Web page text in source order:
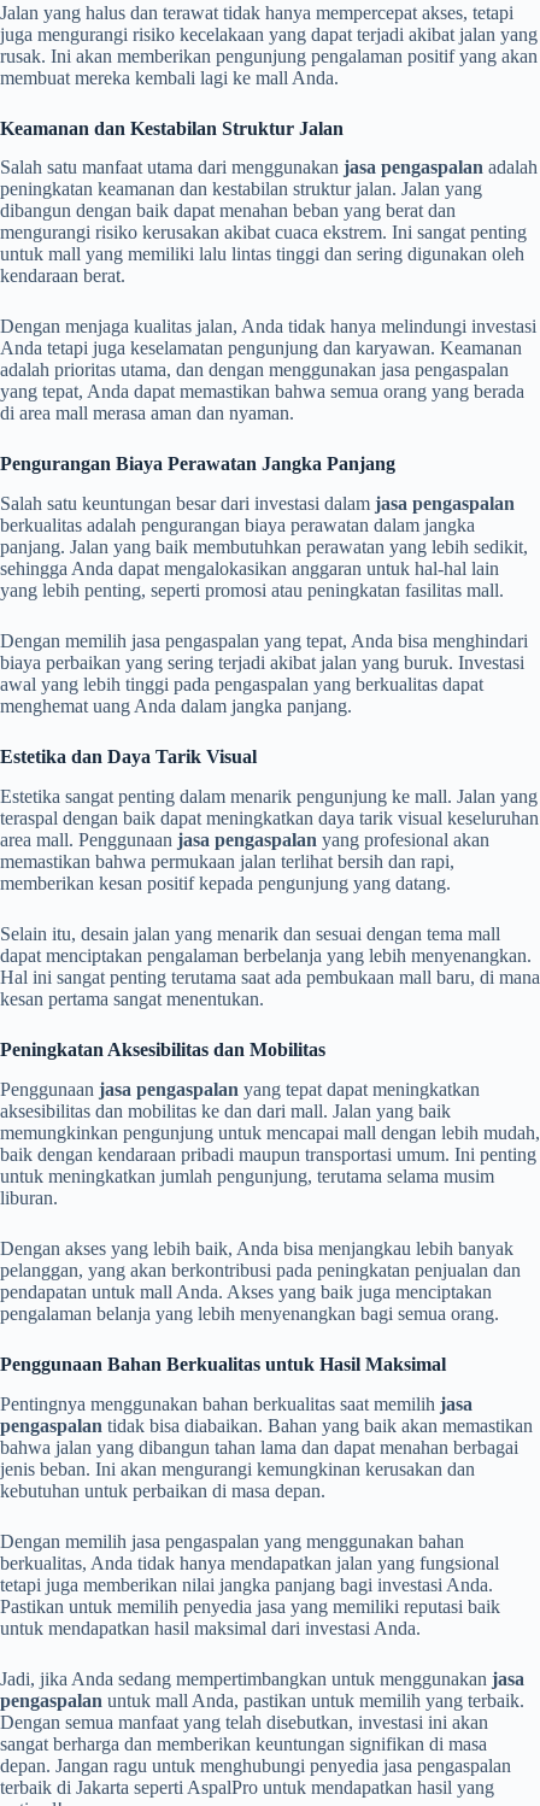
Jalan yang halus dan terawat tidak hanya mempercepat akses, tetapi
juga mengurangi risiko kecelakaan yang dapat terjadi akibat jalan yang
rusak. Ini akan memberikan pengunjung pengalaman positif yang akan
membuat mereka kembali lagi ke mall Anda.
Keamanan dan Kestabilan Struktur Jalan
Salah satu manfaat utama dari menggunakan jasa pengaspalan adalah
peningkatan keamanan dan kestabilan struktur jalan. Jalan yang
dibangun dengan baik dapat menahan beban yang berat dan
mengurangi risiko kerusakan akibat cuaca ekstrem. Ini sangat penting
untuk mall yang memiliki lalu lintas tinggi dan sering digunakan oleh
kendaraan berat.
Dengan menjaga kualitas jalan, Anda tidak hanya melindungi investasi
Anda tetapi juga keselamatan pengunjung dan karyawan. Keamanan
adalah prioritas utama, dan dengan menggunakan jasa pengaspalan
yang tepat, Anda dapat memastikan bahwa semua orang yang berada
di area mall merasa aman dan nyaman.
Pengurangan Biaya Perawatan Jangka Panjang
Salah satu keuntungan besar dari investasi dalam jasa pengaspalan
berkualitas adalah pengurangan biaya perawatan dalam jangka
panjang. Jalan yang baik membutuhkan perawatan yang lebih sedikit,
sehingga Anda dapat mengalokasikan anggaran untuk hal-hal lain
yang lebih penting, seperti promosi atau peningkatan fasilitas mall.
Dengan memilih jasa pengaspalan yang tepat, Anda bisa menghindari
biaya perbaikan yang sering terjadi akibat jalan yang buruk. Investasi
awal yang lebih tinggi pada pengaspalan yang berkualitas dapat
menghemat uang Anda dalam jangka panjang.
Estetika dan Daya Tarik Visual
Estetika sangat penting dalam menarik pengunjung ke mall. Jalan yang
teraspal dengan baik dapat meningkatkan daya tarik visual keseluruhan
area mall. Penggunaan jasa pengaspalan yang profesional akan
memastikan bahwa permukaan jalan terlihat bersih dan rapi,
memberikan kesan positif kepada pengunjung yang datang.
Selain itu, desain jalan yang menarik dan sesuai dengan tema mall
dapat menciptakan pengalaman berbelanja yang lebih menyenangkan.
Hal ini sangat penting terutama saat ada pembukaan mall baru, di mana
kesan pertama sangat menentukan.
Peningkatan Aksesibilitas dan Mobilitas
Penggunaan jasa pengaspalan yang tepat dapat meningkatkan
aksesibilitas dan mobilitas ke dan dari mall. Jalan yang baik
memungkinkan pengunjung untuk mencapai mall dengan lebih mudah,
baik dengan kendaraan pribadi maupun transportasi umum. Ini penting
untuk meningkatkan jumlah pengunjung, terutama selama musim
liburan.
Dengan akses yang lebih baik, Anda bisa menjangkau lebih banyak
pelanggan, yang akan berkontribusi pada peningkatan penjualan dan
pendapatan untuk mall Anda. Akses yang baik juga menciptakan
pengalaman belanja yang lebih menyenangkan bagi semua orang.
Penggunaan Bahan Berkualitas untuk Hasil Maksimal
Pentingnya menggunakan bahan berkualitas saat memilih jasa
pengaspalan tidak bisa diabaikan. Bahan yang baik akan memastikan
bahwa jalan yang dibangun tahan lama dan dapat menahan berbagai
jenis beban. Ini akan mengurangi kemungkinan kerusakan dan
kebutuhan untuk perbaikan di masa depan.
Dengan memilih jasa pengaspalan yang menggunakan bahan
berkualitas, Anda tidak hanya mendapatkan jalan yang fungsional
tetapi juga memberikan nilai jangka panjang bagi investasi Anda.
Pastikan untuk memilih penyedia jasa yang memiliki reputasi baik
untuk mendapatkan hasil maksimal dari investasi Anda.
Jadi, jika Anda sedang mempertimbangkan untuk menggunakan jasa
pengaspalan untuk mall Anda, pastikan untuk memilih yang terbaik.
Dengan semua manfaat yang telah disebutkan, investasi ini akan
sangat berharga dan memberikan keuntungan signifikan di masa
depan. Jangan ragu untuk menghubungi penyedia jasa pengaspalan
terbaik di Jakarta seperti AspalPro untuk mendapatkan hasil yang